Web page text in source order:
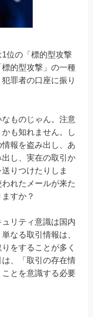
位の「標的型攻撃
的型攻撃」の一種
罪者の口座に振り
ものじゃん。注意
も知れません。し
報を盗み出し、あ
し、実在の取引か
りつけたりしま
れたメールが来た
すか？
リティ意識は国内
なる取引情報は、
をすることが多く
、「取引の存在情
とを意識する必要